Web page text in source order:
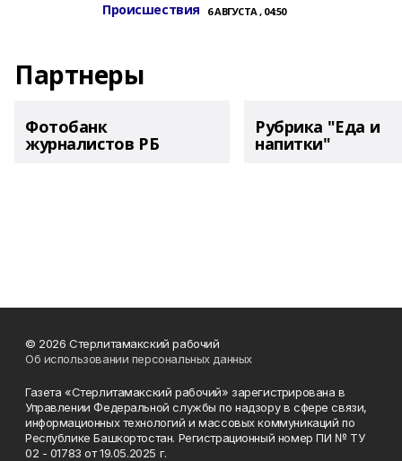
Происшествия 6 АВГУСТА , 04:50
Партнеры
Фотобанк
журналистов РБ
Рубрика "Еда и
напитки"
© 2026 Стерлитамакский рабочий
Об использовании персональных данных
Газета «Стерлитамакский рабочий» зарегистрирована в
Управлении Федеральной службы по надзору в сфере связи,
информационных технологий и массовых коммуникаций по
Республике Башкортостан. Регистрационный номер ПИ № ТУ
02 - 01783 от 19.05.2025 г.